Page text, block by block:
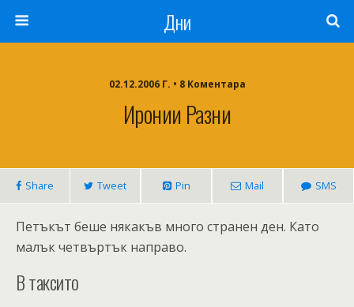
Дни
02.12.2006 Г. • 8 Коментара
Иронии Разни
Share Tweet Pin Mail SMS
Петъкът беше някакъв много странен ден. Като
малък четвъртък направо.
В таксито